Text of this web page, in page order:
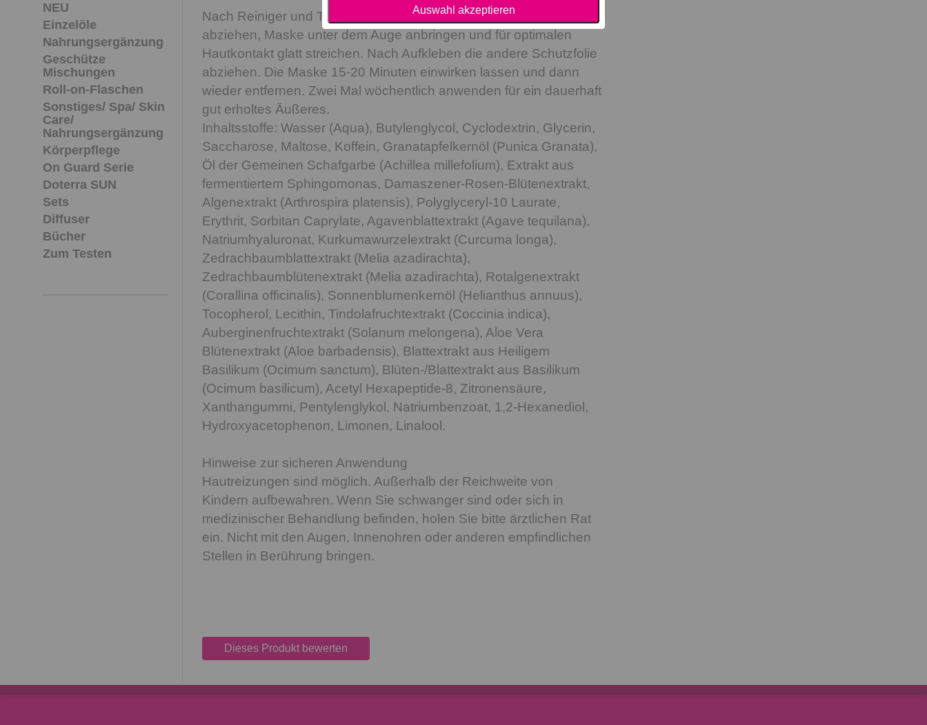
Auswahl akzeptieren
NEU
Einzelöle
Nahrungsergänzung
Geschütze
Mischungen
Roll-on-Flaschen
Sonstiges/ Spa/ Skin
Care/
Nahrungsergänzung
Körperpflege
On Guard Serie
Doterra SUN
Sets
Diffuser
Bücher
Zum Testen
Nach Reiniger und Toner anwenden. Eine der beiden Schutzfolien
abziehen, Maske unter dem Auge anbringen und für optimalen
Hautkontakt glatt streichen. Nach Aufkleben die andere Schutzfolie
abziehen. Die Maske 15-20 Minuten einwirken lassen und dann
wieder entfernen. Zwei Mal wöchentlich anwenden für ein dauerhaft
gut erholtes Äußeres.
Inhaltsstoffe: Wasser (Aqua), Butylenglycol, Cyclodextrin, Glycerin,
Saccharose, Maltose, Koffein, Granatapfelkernöl (Punica Granata),
Öl der Gemeinen Schafgarbe (Achillea millefolium), Extrakt aus
fermentiertem Sphingomonas, Damaszener-Rosen-Blütenextrakt,
Algenextrakt (Arthrospira platensis), Polyglyceryl-10 Laurate,
Erythrit, Sorbitan Caprylate, Agavenblattextrakt (Agave tequilana),
Natriumhyaluronat, Kurkumawurzelextrakt (Curcuma longa),
Zedrachbaumblattextrakt (Melia azadirachta),
Zedrachbaumblütenextrakt (Melia azadirachta), Rotalgenextrakt
(Corallina officinalis), Sonnenblumenkernöl (Helianthus annuus),
Tocopherol, Lecithin, Tindolafruchtextrakt (Coccinia indica),
Auberginenfruchtextrakt (Solanum melongena), Aloe Vera
Blütenextrakt (Aloe barbadensis), Blattextrakt aus Heiligem
Basilikum (Ocimum sanctum), Blüten-/Blattextrakt aus Basilikum
(Ocimum basilicum), Acetyl Hexapeptide-8, Zitronensäure,
Xanthangummi, Pentylenglykol, Natriumbenzoat, 1,2-Hexanediol,
Hydroxyacetophenon, Limonen, Linalool.
Hinweise zur sicheren Anwendung
Hautreizungen sind möglich. Außerhalb der Reichweite von
Kindern aufbewahren. Wenn Sie schwanger sind oder sich in
medizinischer Behandlung befinden, holen Sie bitte ärztlichen Rat
ein. Nicht mit den Augen, Innenohren oder anderen empfindlichen
Stellen in Berührung bringen.
Dieses Produkt bewerten